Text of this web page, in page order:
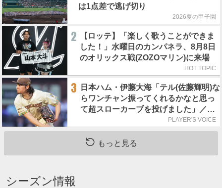
は1点差で逃げ切り
2026夏の甲子園
2
【ロッテ】「楽しく歌うことができま
した！」水曜日のカンパネラ、8月8日
のオリックス戦(ZOZOマリン)に来場
HOT TOPIC
3
日本ハム・伊藤大海「テル(佐藤輝明)な
らワンチャン振ってくれるかなと思っ
て超スローカーブを投げました」／魔
PLAYER'S VOICE
もっと見る
シーズン情報